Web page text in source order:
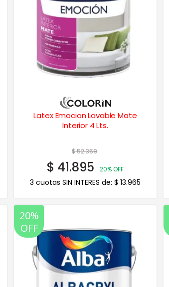
Latex Emocion Lavable Mate
Interior 4 Lts.
$52.369
$ 41.895 20% OFF
3 cuotas SIN INTERES de: $ 13.965
20%
OFF